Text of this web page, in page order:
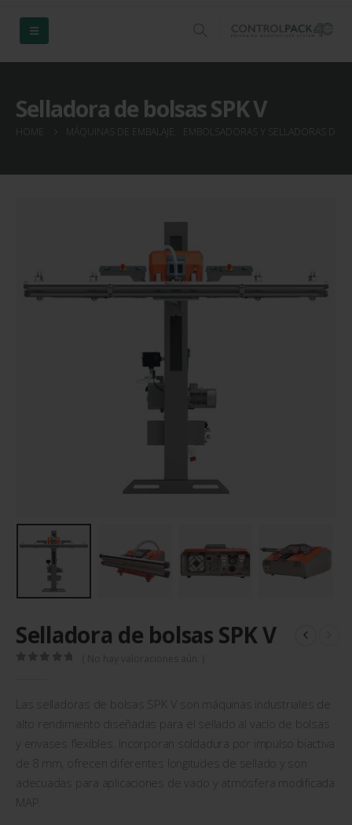
Selladora de bolsas SPK V
HOME MÁQUINAS DE EMBALAJE EMBOLSADORAS Y SELLADORAS DE
Selladora de bolsas SPK V
Las selladoras de bolsas SPK V son máquinas industriales de
alto rendimiento diseñadas para el sellado al vacío de bolsas
y envases flexibles. Incorporan soldadura por impulso biactiva
de 8 mm, ofrecen diferentes longitudes de sellado y son
adecuadas para aplicaciones de vacío y atmósfera modificada
MAP.